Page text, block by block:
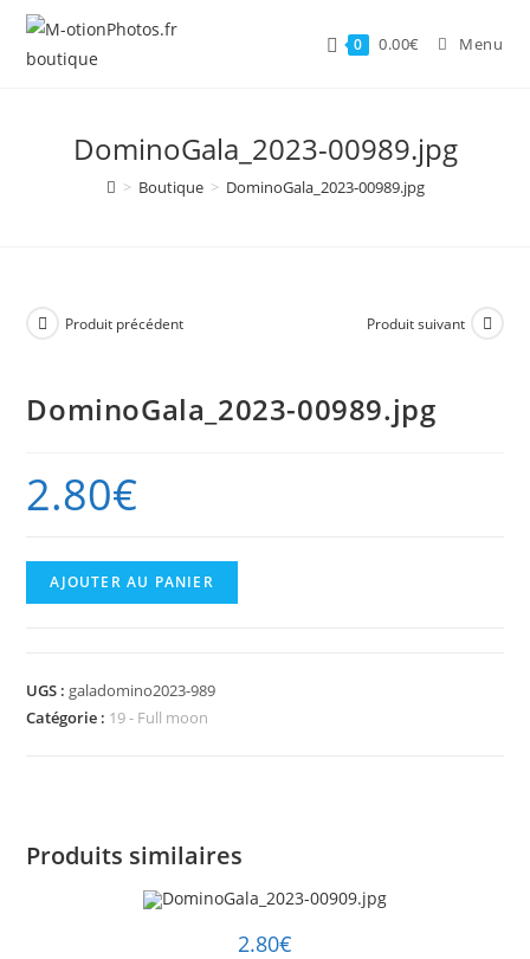
Skip
content
0 0.00€ Menu
DominoGala_2023-00989.jpg
> Boutique > DominoGala_2023-00989.jpg
Produit précédent Produit suivant
DominoGala_2023-00989.jpg
2.80€
quantité
de
AJOUTER AU PANIER
UGS : galadomino2023-989
Catégorie : 19 - Full moon
Produits similaires
2.80€